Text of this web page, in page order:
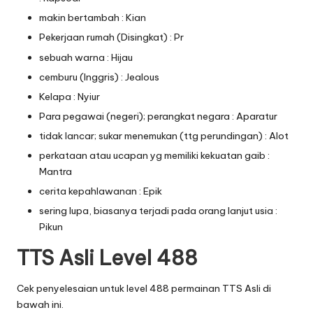
makin bertambah : Kian
Pekerjaan rumah (Disingkat) : Pr
sebuah warna : Hijau
cemburu (Inggris) : Jealous
Kelapa : Nyiur
Para pegawai (negeri); perangkat negara : Aparatur
tidak lancar; sukar menemukan (ttg perundingan) : Alot
perkataan atau ucapan yg memiliki kekuatan gaib :
Mantra
cerita kepahlawanan : Epik
sering lupa, biasanya terjadi pada orang lanjut usia :
Pikun
TTS Asli Level 488
Cek penyelesaian untuk level 488 permainan TTS Asli di
bawah ini.